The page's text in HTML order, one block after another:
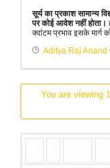
सूर्य का प्रकाश सामान्य
पर कोई आवेश नहीं होता।
क्वांटम प्रभाव इसके मार्ग
Aditya Raj Anand
You are viewing